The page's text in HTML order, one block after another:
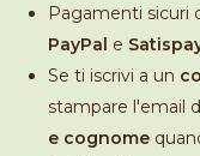
Pagamenti sicuri
PayPal e
Se ti iscrivi a un
stampare l'email
e cognome